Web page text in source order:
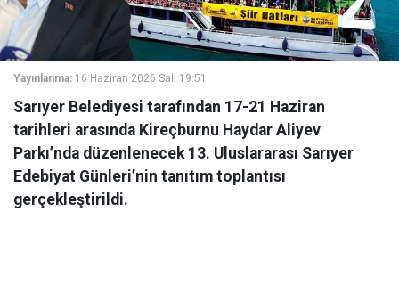
Yayınlanma: 16 Haziran 2026 Salı 19:51
Sarıyer Belediyesi tarafından 17-21 Haziran
tarihleri arasında Kireçburnu Haydar Aliyev
Parkı’nda düzenlenecek 13. Uluslararası Sarıyer
Edebiyat Günleri’nin tanıtım toplantısı
gerçekleştirildi.